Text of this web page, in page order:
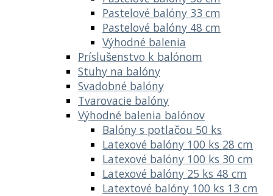
Pastelové balóny 33 cm
Pastelové balóny 48 cm
Výhodné balenia
Príslušenstvo k balónom
Stuhy na balóny
Svadobné balóny
Tvarovacie balóny
Výhodné balenia balónov
Balóny s potlačou 50 ks
Latexové balóny 100 ks 28 cm
Latexové balóny 100 ks 30 cm
Latexové balóny 25 ks 48 cm
Latextové balóny 100 ks 13 cm